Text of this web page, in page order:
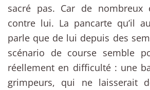
sacré pas. Car de nombreux
contre lui. La pancarte qu’il
parle que de lui depuis des
scénario de course semble
réellement en difficulté : une
grimpeurs, qui ne laisserait